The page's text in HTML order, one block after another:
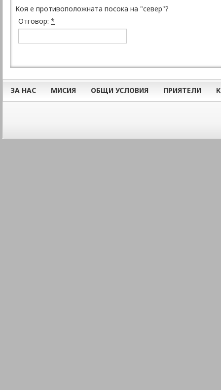
Коя е противоположната посока на "север"?
Отговор: *
ЗА НАС МИСИЯ ОБЩИ УСЛОВИЯ ПРИЯТЕЛИ